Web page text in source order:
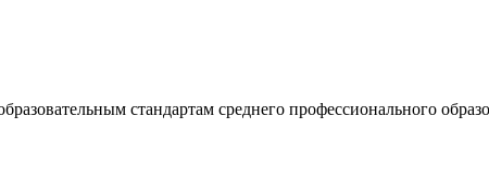
стандартам среднего профессионального